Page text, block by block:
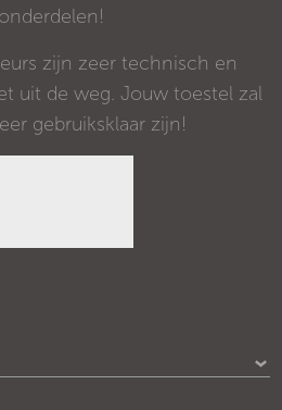
zijn zeer technisch en
uit de weg. Jouw toestel zal
gebruiksklaar zijn!